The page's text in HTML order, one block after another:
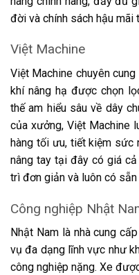
đời và chính sách hậu mãi
Việt Machine
Việt Machine chuyên
khí nâng hạ được chọn
thế am hiểu sâu về dây
của xưởng, Việt Machine
hàng tối ưu, tiết kiệm sức
nâng tay tại đây có giá cả
trì đơn giản và luôn có sẵn
Công nghiệp Nhật
Nhật Nam là nhà cung
vụ đa dạng lĩnh vực như
công nghiệp nặng. Xe